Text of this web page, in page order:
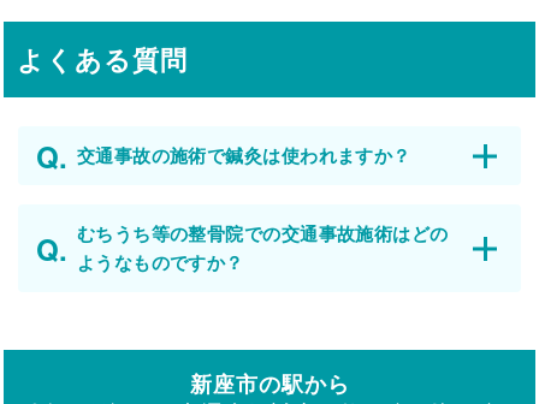
よくある質問
交通事故の施術で鍼灸は使われますか？
むちうち等の整骨院での交通事故施術はどの
ようなものですか？
新座市の駅から